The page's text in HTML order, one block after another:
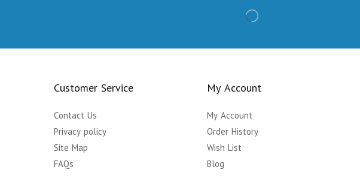
Customer Service
Contact Us
Privacy policy
Site Map
FAQs
My Account
My Account
Order History
Wish List
Blog